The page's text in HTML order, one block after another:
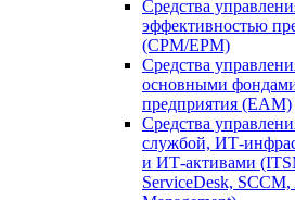
Средства
эффективностью
(CPM/EPM)
Средства
основными
предприятия (EAM)
Средства
службой, ИТ-
и ИТ-активами
ServiceDesk, SCCM,